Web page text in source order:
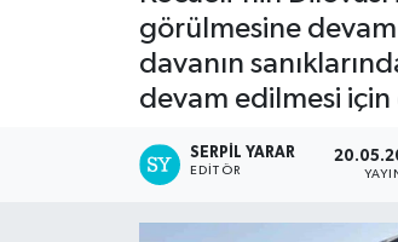
görülmesine devam
davanın
devam edilmesi için
SERPİL YARAR
EDITÖR
Haber Arşivi